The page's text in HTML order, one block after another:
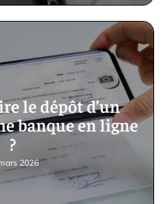
le dépôt d’un
banque en ligne
?
2026